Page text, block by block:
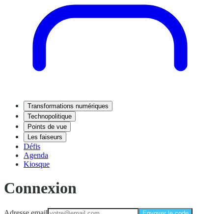
Transformations numériques
Technopolitique
Points de vue
Les faiseurs
Défis
Agenda
Kiosque
Connexion